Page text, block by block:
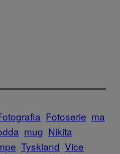
Fotoserie ma
mug Nikita
Tyskland Vice